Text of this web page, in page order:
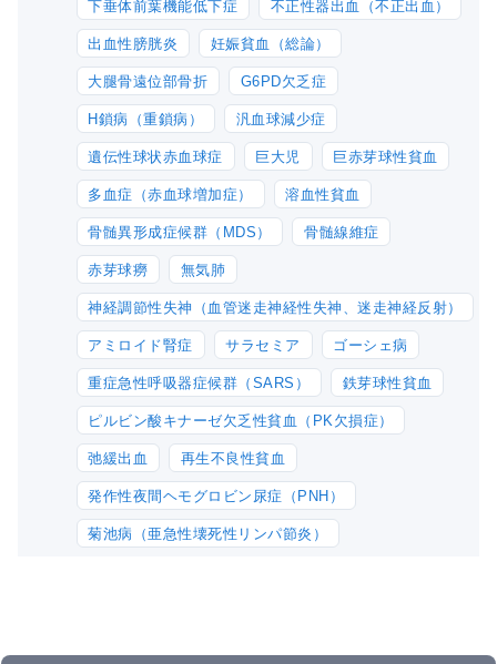
下垂体前葉機能低下症 不正性器出血（不正出血）
出血性膀胱炎 妊娠貧血（総論）
大腿骨遠位部骨折 G6PD欠乏症
H鎖病（重鎖病） 汎血球減少症
遺伝性球状赤血球症 巨大児 巨赤芽球性貧血
多血症（赤血球増加症） 溶血性貧血
骨髄異形成症候群（MDS） 骨髄線維症
赤芽球癆 無気肺
神経調節性失神（血管迷走神経性失神、迷走神経反射）
アミロイド腎症 サラセミア ゴーシェ病
重症急性呼吸器症候群（SARS） 鉄芽球性貧血
ピルビン酸キナーゼ欠乏性貧血（PK欠損症）
弛緩出血 再生不良性貧血
発作性夜間ヘモグロビン尿症（PNH）
菊池病（亜急性壊死性リンパ節炎）